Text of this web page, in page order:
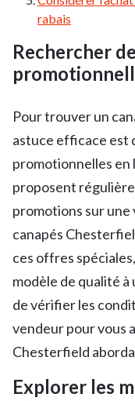
rabais
Rechercher
Pour trouver un
astuce efficace est
promotionnelles en
proposent
promotions sur une
canapés
ces offres
modèle de qualité à
de vérifier les
vendeur pour vous
Chesterfield
Explorer les